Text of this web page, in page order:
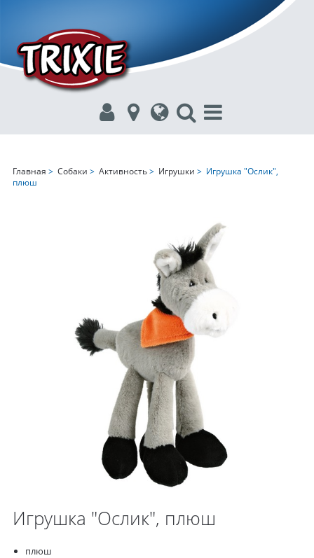
Главная > Собаки > Активность> Игрушки > Игрушка "Ослик",
плюш
Игрушка "Ослик", плюш
плюш